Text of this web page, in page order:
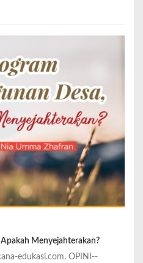
Menyejahterakan?
edukasi.com, OPINI--